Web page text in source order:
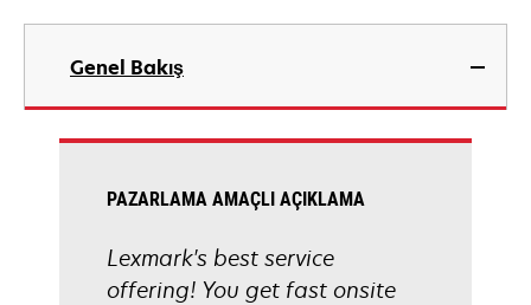
Genel Bakış
PAZARLAMA AMAÇLI AÇIKLAMA
Lexmark's best service
offering! You get fast onsite